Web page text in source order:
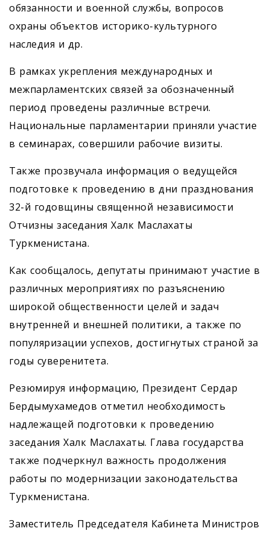
обязанности и военной службы, вопросов
охраны объектов историко-культурного
наследия и др.
В рамках укрепления международных и
межпарламентских связей за обозначенный
период проведены различные встречи.
Национальные парламентарии приняли участие
в семинарах, совершили рабочие визиты.
Также прозвучала информация о ведущейся
подготовке к проведению в дни празднования
32-й годовщины священной независимости
Отчизны заседания Халк Маслахаты
Туркменистана.
Как сообщалось, депутаты принимают участие в
различных мероприятиях по разъяснению
широкой общественности целей и задач
внутренней и внешней политики, а также по
популяризации успехов, достигнутых страной за
годы суверенитета.
Резюмируя информацию, Президент Сердар
Бердымухамедов отметил необходимость
надлежащей подготовки к проведению
заседания Халк Маслахаты. Глава государства
также подчеркнул важность продолжения
работы по модернизации законодательства
Туркменистана.
Заместитель Председателя Кабинета Министров